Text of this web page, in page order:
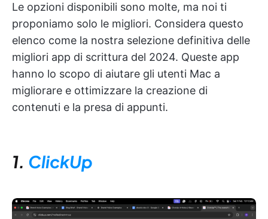
Le opzioni disponibili sono molte, ma noi ti
proponiamo solo le migliori. Considera questo
elenco come la nostra selezione definitiva delle
migliori app di scrittura del 2024. Queste app
hanno lo scopo di aiutare gli utenti Mac a
migliorare e ottimizzare la creazione di
contenuti e la presa di appunti.
1. ClickUp